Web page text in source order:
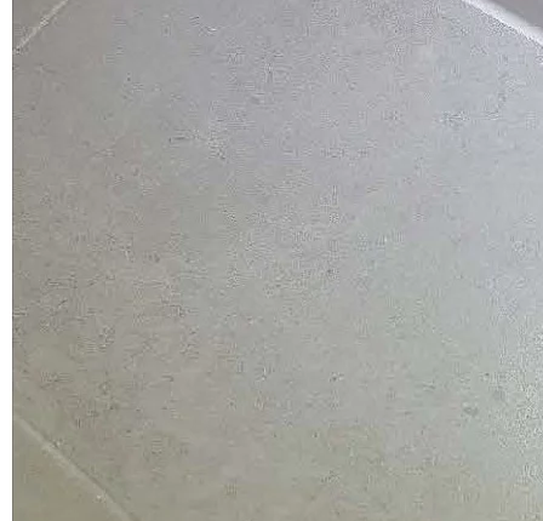
15 мин
19 сентября 2025
Подробнее
Приемка квартиры - ЖК Северная долина, г. Санкт-Петербург,
Долевое строительство
ДДУ. Недостатки качества.
12 сентября 2025
Подробнее
Приемка квартиры - ЖК Кронштадтский 9, ГК ПИК
Долевое
строительство
Приемка объекта по ДДУ. Недостатки качества.
1024
9 мин
12 сентября 2025
Подробнее
+7 (495) 223-48-91
119180, пер. 1-й Голутвинский,
д. 3-5, стр. 1, 1 этаж
Мы в соц. сетях